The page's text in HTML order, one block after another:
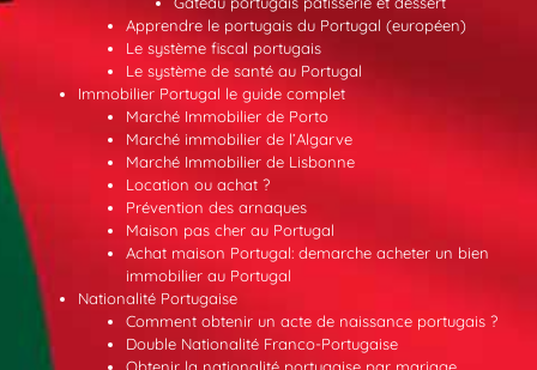
Apprendre le portugais du Portugal (européen)
Le système fiscal portugais
Le système de santé au Portugal
Immobilier Portugal le guide complet
Marché Immobilier de Porto
Marché immobilier de l’Algarve
Marché Immobilier de Lisbonne
Location ou achat ?
Prévention des arnaques
Maison pas cher au Portugal
Achat maison Portugal: demarche acheter un bien
immobilier au Portugal
Nationalité Portugaise
Comment obtenir un acte de naissance portugais ?
Double Nationalité Franco-Portugaise